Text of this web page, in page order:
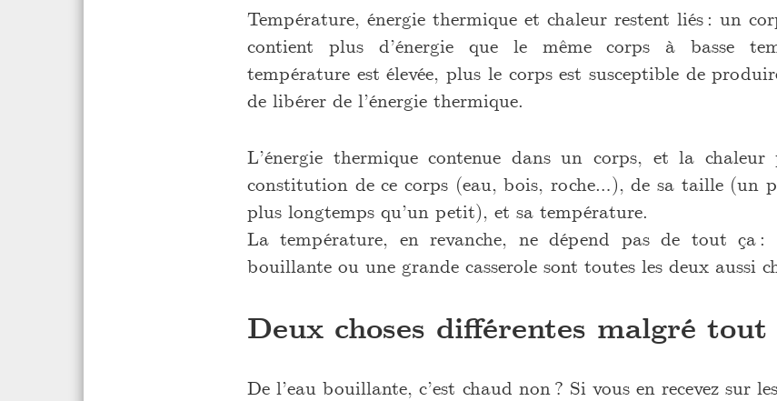
Température, énergie thermique et chaleur restent liés : un
contient plus d’énergie que le même corps à basse
température est élevée, plus le corps est susceptible de
de libérer de l’énergie thermique.
L’énergie thermique contenue dans un corps, et la
constitution de ce corps (eau, bois, roche…), de sa taille (un
plus longtemps qu’un petit), et sa température.
La température, en revanche, ne dépend pas de tout ça :
bouillante ou une grande casserole sont toutes les deux aussi
Deux choses différentes malgré tout
De l’eau bouillante, c’est chaud non ? Si vous en recevez sur